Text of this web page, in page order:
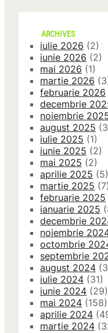
ARCHIVES
iulie 2026 (2)
iunie 2026 (2)
mai 2026 (1)
martie 2026
februarie 2026
decembrie
noiembrie
august 2025
iulie 2025 (1)
iunie 2025 (2)
mai 2025 (2)
aprilie 2025 (5)
martie 2025 (7)
februarie 2025
ianuarie 2025
decembrie
noiembrie
octombrie
septembrie
august 2024
iulie 2024 (31)
iunie 2024 (29)
mai 2024 (158)
aprilie 2024
martie 2024